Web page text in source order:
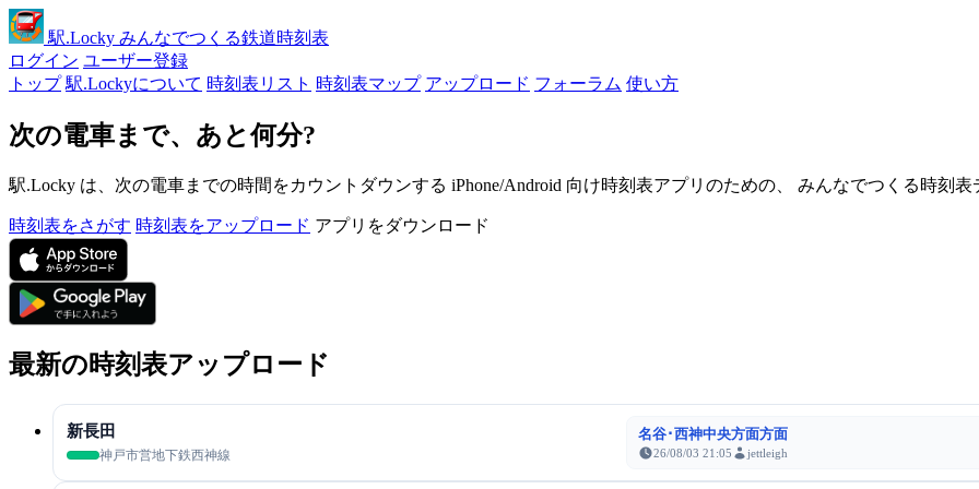
駅.Locky みんなでつくる鉄道時刻表
ログイン ユーザー登録
トップ 駅.Lockyについて 時刻表リスト 時刻表マップ アップロード フォーラム 使い方
次の電車まで、あと何分?
駅.Locky は、次の電車までの時間をカウントダウンする iPhone/Android 向け時刻表アプリのための、 みんなでつくる時刻表
時刻表をさがす 時刻表をアップロード アプリをダウンロード
最新の時刻表アップロード
新長田
神戸市営地下鉄西神線
名谷･西神中央方面方面
26/08/03 21:05 jettleigh